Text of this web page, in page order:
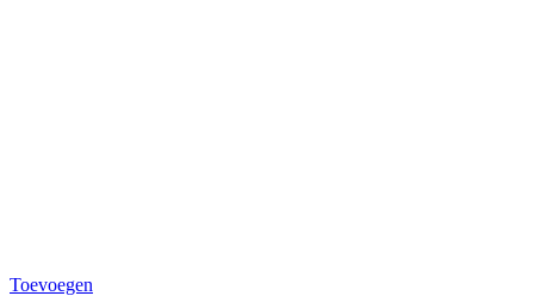
Toevoegen